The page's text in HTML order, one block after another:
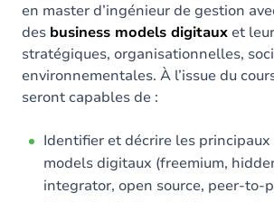
en master d’ingénieur de gestion
des business models digitaux et
stratégiques, organisationnelles,
environnementales. À l’issue du
seront capables de :
Identifier et décrire les principaux
models digitaux (freemium,
integrator, open source, peer-to-